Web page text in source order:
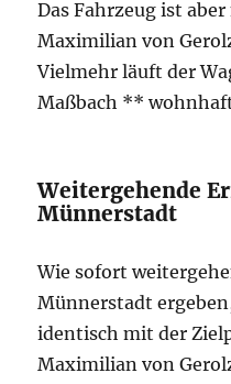
Das Fahrzeug ist
Maximilian von
Vielmehr läuft der
Maßbach **
Weitergehende
Münnerstadt
Wie sofort
Münnerstadt
identisch mit der
Maximilian von